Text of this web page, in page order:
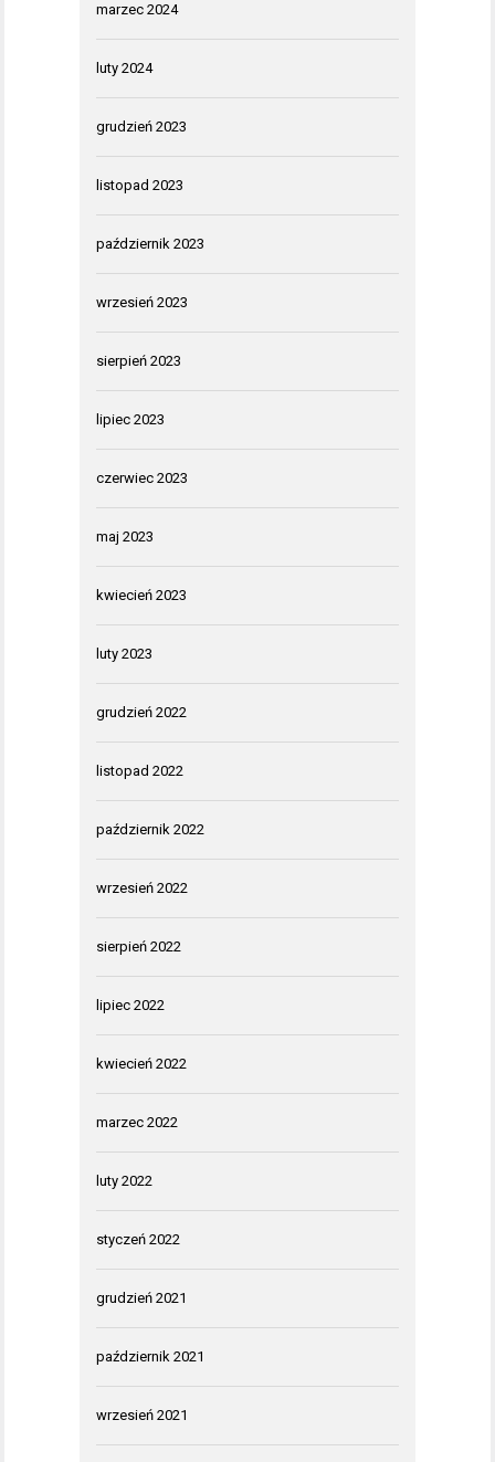
marzec 2024
luty 2024
grudzień 2023
listopad 2023
październik 2023
wrzesień 2023
sierpień 2023
lipiec 2023
czerwiec 2023
maj 2023
kwiecień 2023
luty 2023
grudzień 2022
listopad 2022
październik 2022
wrzesień 2022
sierpień 2022
lipiec 2022
kwiecień 2022
marzec 2022
luty 2022
styczeń 2022
grudzień 2021
październik 2021
wrzesień 2021